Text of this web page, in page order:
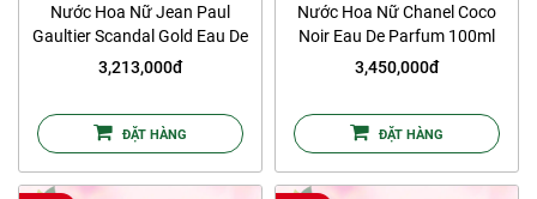
Nước Hoa Nữ Jean Paul
Gaultier Scandal Gold Eau De
Parfum 80ml
3,213,000đ
ĐẶT HÀNG
Nước Hoa Nữ Chanel Coco
Noir Eau De Parfum 100ml
3,450,000đ
ĐẶT HÀNG